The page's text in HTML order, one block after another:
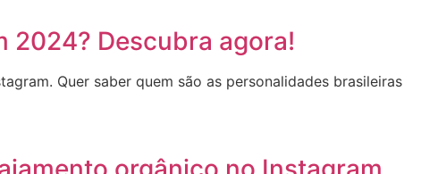
2024? Descubra agora!
Quer saber quem são as personalidades brasileiras